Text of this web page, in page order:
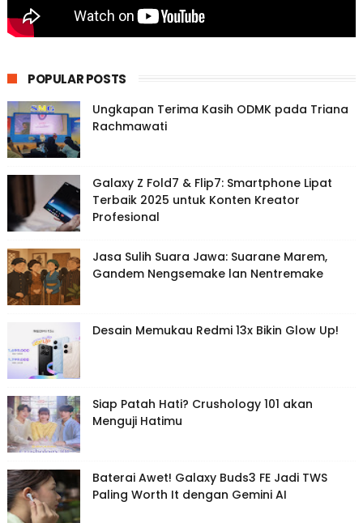
POPULAR POSTS
Ungkapan Terima Kasih ODMK pada Triana
Rachmawati
Galaxy Z Fold7 & Flip7: Smartphone Lipat
Terbaik 2025 untuk Konten Kreator
Profesional
Jasa Sulih Suara Jawa: Suarane Marem,
Gandem Nengsemake lan Nentremake
Desain Memukau Redmi 13x Bikin Glow Up!
Siap Patah Hati? Crushology 101 akan
Menguji Hatimu
Baterai Awet! Galaxy Buds3 FE Jadi TWS
Paling Worth It dengan Gemini AI